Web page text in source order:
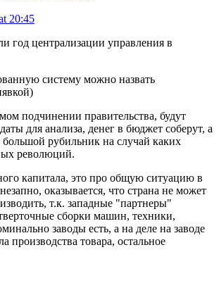
20:45
год централизации управления в
систему можно назвать
подчинении правительства, будут
для анализа, денег в бюджет соберут, а
большой рубильник на случай каких
революций.
капитала, это про общую ситуацию в
оказывается, что страна не может
т.к. западные "партнеры"
сборки машин, техники,
заводы есть, а на деле на заводе
производства товара, остальное